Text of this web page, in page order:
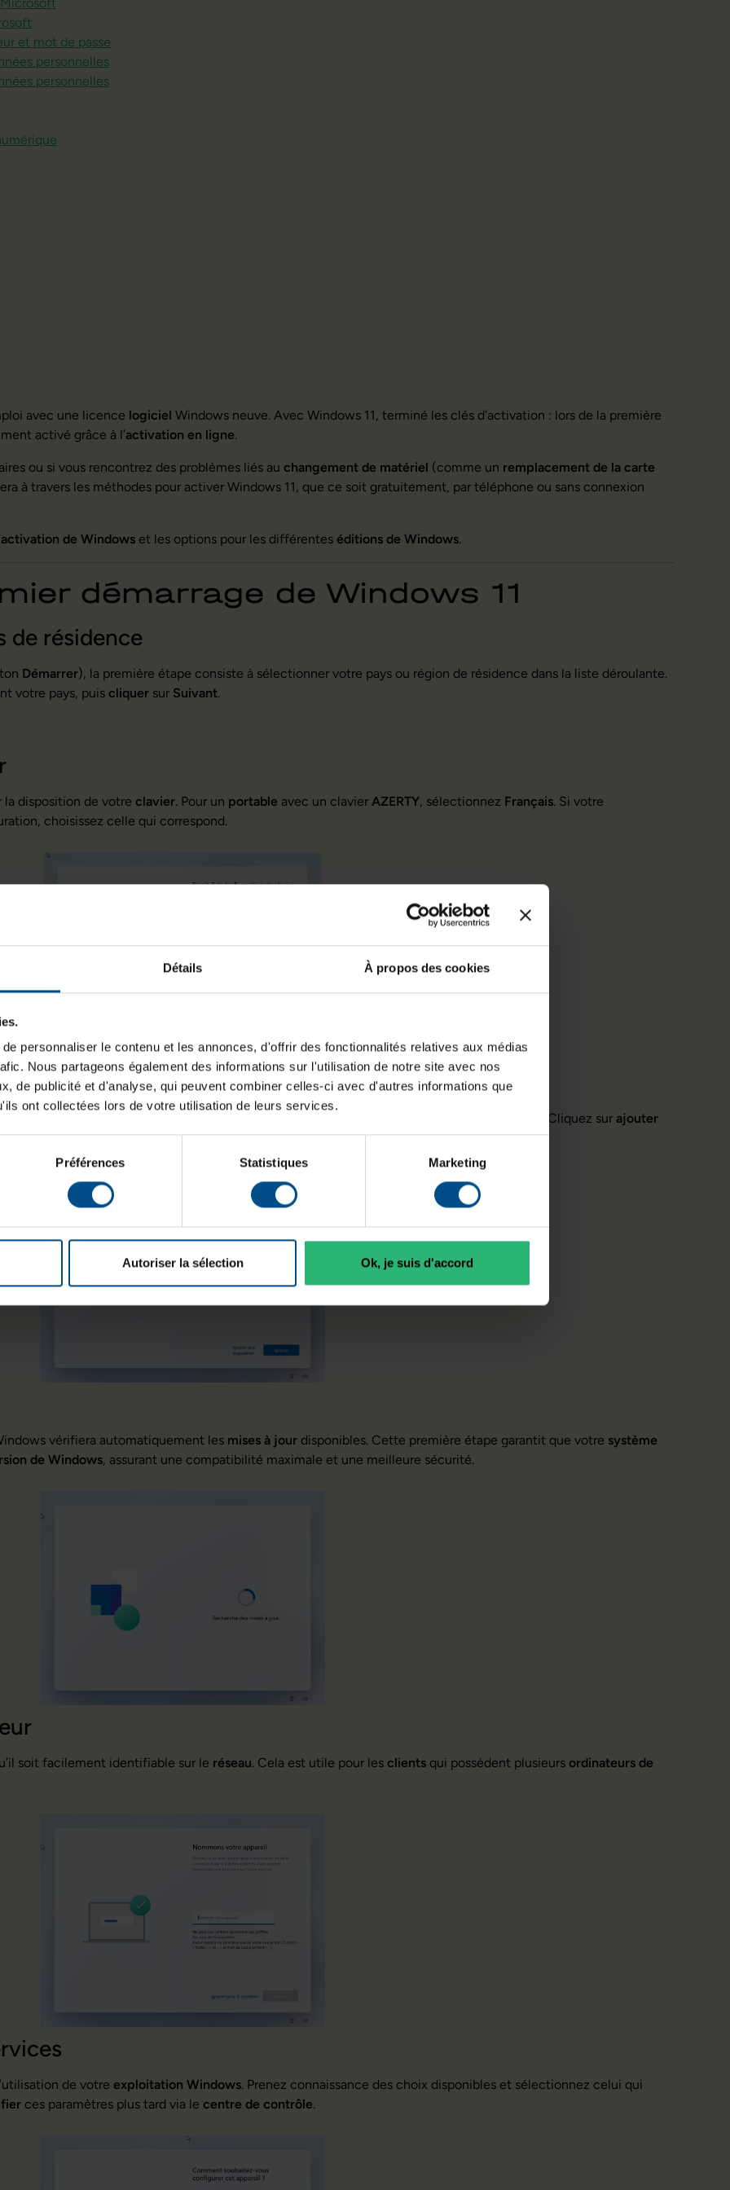
Détails À propos des cookies
personnaliser le contenu et les annonces, d'offrir des fonctionnalités relatives aux médias
Nous partageons également des informations sur l'utilisation de notre site avec nos
de publicité et d'analyse, qui peuvent combiner celles-ci avec d'autres informations que
ont collectées lors de votre utilisation de leurs services.
Préférences Statistiques Marketing
Autoriser la sélection Ok, je suis d'accord
et mot de passe
personnelles
personnelles
avec une licence logiciel Windows neuve. Avec Windows 11, terminé les clés d'activation : lors de la première
activé grâce à l’activation en ligne.
ou si vous rencontrez des problèmes liés au changement de matériel (comme un remplacement de la carte
à travers les méthodes pour activer Windows 11, que ce soit gratuitement, par téléphone ou sans connexion
activation de Windows et les options pour les différentes éditions de Windows.
démarrage de Windows 11
de résidence
Démarrer), la première étape consiste à sélectionner votre pays ou région de résidence dans la liste déroulante.
votre pays, puis cliquer sur Suivant.
disposition de votre clavier. Pour un portable avec un clavier AZERTY, sélectionnez Français. Si votre
choisissez celle qui correspond.
de clavier
spécifiques pour vos , vous pouvez ajouter une deuxième disposition. Cliquez sur ajouter
vérifiera automatiquement les mises à jour disponibles. Cette première étape garantit que votre système
de Windows, assurant une compatibilité maximale et une meilleure sécurité.
soit facilement identifiable sur le réseau. Cela est utile pour les clients qui possèdent plusieurs ordinateurs de
de votre exploitation Windows. Prenez connaissance des choix disponibles et sélectionnez celui qui
ces paramètres plus tard via le centre de contrôle.